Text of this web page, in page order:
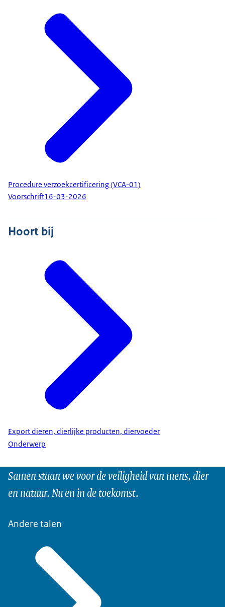
Procedure verzoekcertificering (VCA-01)
Voorschrift16-03-2026
Hoort bij
Export dieren, dierlijke producten, diervoeder
Onderwerp
Samen staan we voor de veiligheid van mens, dier
en natuur. Nu en in de toekomst.
Andere talen